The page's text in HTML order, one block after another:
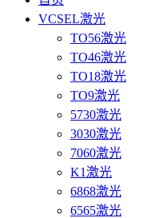
VCSEL激光
TO56激光
TO46激光
TO18激光
TO9激光
5730激光
3030激光
7060激光
K1激光
6868激光
6565激光